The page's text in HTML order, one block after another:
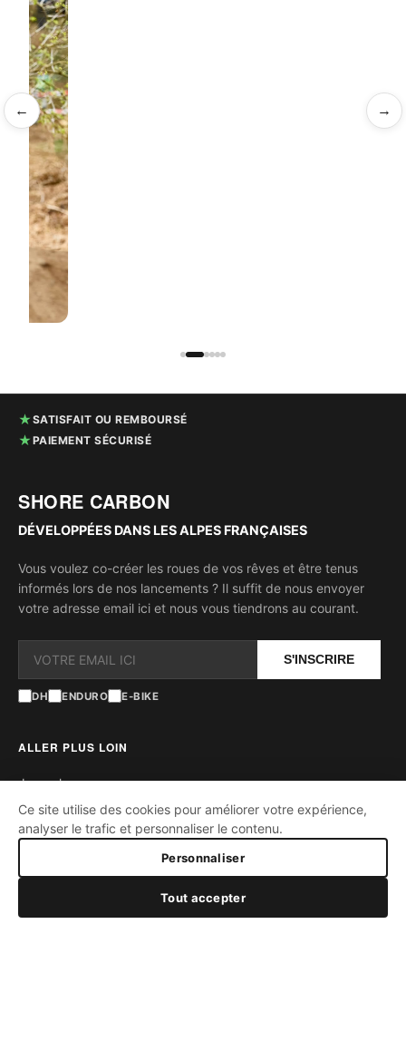
← →
★SATISFAIT OU REMBOURSÉ
★PAIEMENT SÉCURISÉ
SHORE CARBON
DÉVELOPPÉES DANS LES ALPES FRANÇAISES
Vous voulez co-créer les roues de vos rêves et être tenus
informés lors de nos lancements ? Il suffit de nous envoyer
votre adresse email ici et nous vous tiendrons au courant.
S'INSCRIRE
DH ENDURO E-BIKE
ALLER PLUS LOIN
Journal
Contact
FAQ
Ambassadeurs
Ce site utilise des cookies pour améliorer votre expérience,
analyser le trafic et personnaliser le contenu.
Personnaliser
Tout accepter
Cercle EN226
AJOUTER AU PANIER